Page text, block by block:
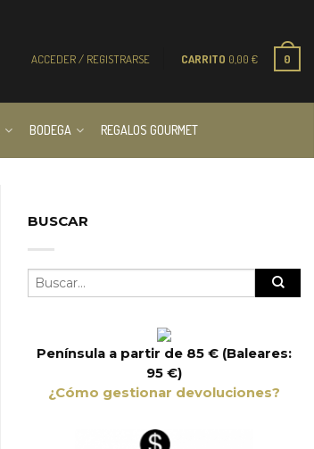
ACCEDER / REGISTRARSE CARRITO 0,00 € 0
BODEGA REGALOS GOURMET
BUSCAR
Península a partir de 85 € (Baleares:
95 €)
¿Cómo gestionar devoluciones?